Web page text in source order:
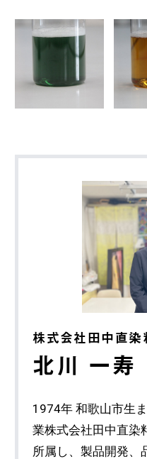
株式会社田中直
北川 一寿
1974年 和歌山市生
業株式会社田中直染
所属し、製品開発、